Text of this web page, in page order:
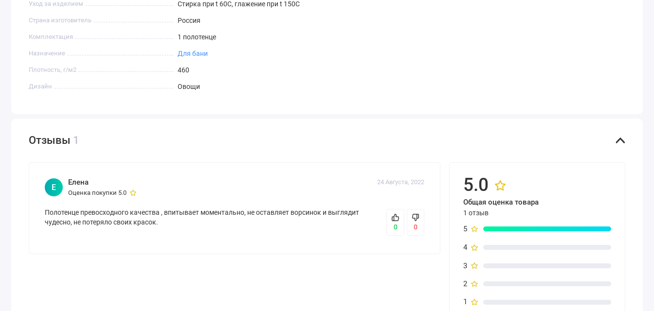
Уход за изделием Стирка при t 60С, глажение при t 150C
Страна изготовитель Россия
Комплектация 1 полотенце
Назначение Для бани
Плотность, г/м2 460
Дизайн Овощи
Отзывы 1
Е
Елена
Оценка покупки 5.0
24 Августа, 2022
Полотенце превосходного качества , впитывает моментально, не оставляет ворсинок и выглядит
чудесно, не потеряло своих красок.
0 0
5.0
Общая оценка товара
1 отзыв
5
4
3
2
1